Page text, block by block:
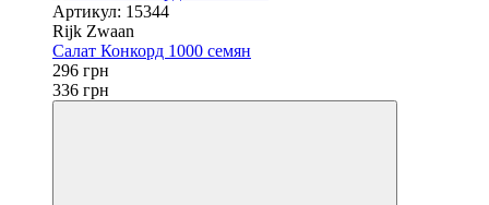
Артикул: 15344
Rijk Zwaan
Салат Конкорд 1000 семян
296 грн
336 грн